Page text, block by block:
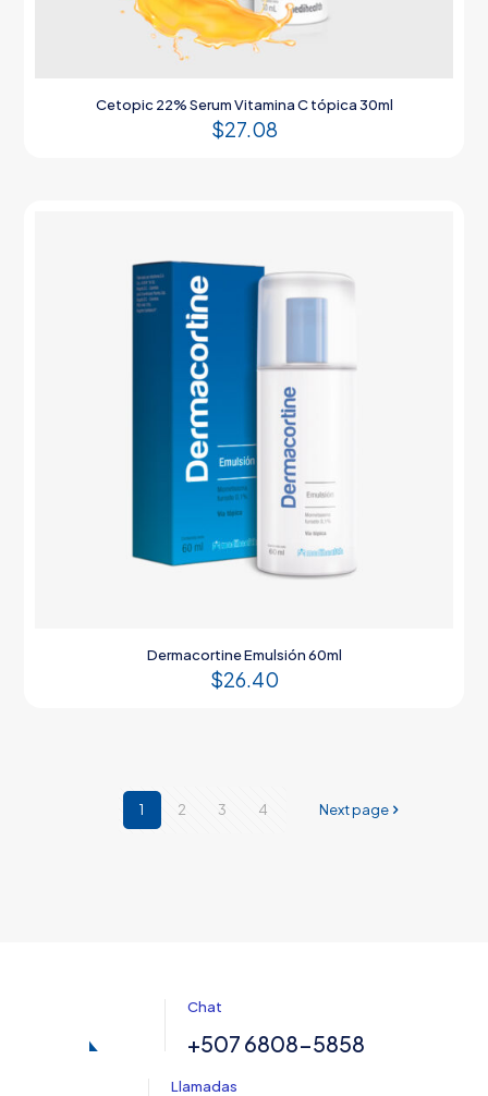
Cetopic 22% Serum Vitamina C tópica 30ml
$27.08
Dermacortine Emulsión 60ml
$26.40
1 2 3 4 Next page
Chat
+507 6808-5858
Llamadas